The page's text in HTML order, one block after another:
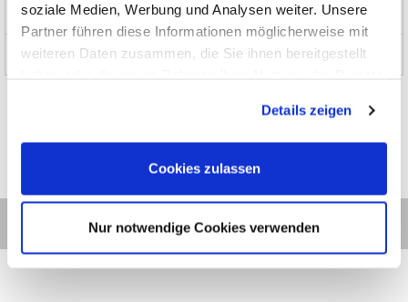
soziale Medien, Werbung und Analysen weiter. Unsere
Partner führen diese Informationen möglicherweise mit
weiteren Daten zusammen, die Sie ihnen bereitgestellt
Details zeigen
Cookies zulassen
Nur notwendige Cookies verwenden
News und Aktionen
Über uns